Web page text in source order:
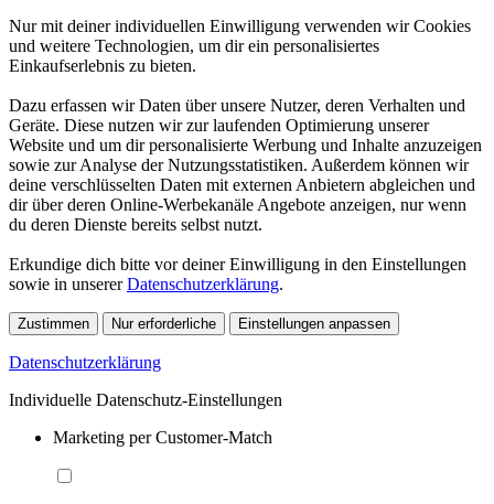
Nur mit deiner individuellen Einwilligung verwenden wir Cookies
und weitere Technologien, um dir ein personalisiertes
Einkaufserlebnis zu bieten.
Dazu erfassen wir Daten über unsere Nutzer, deren Verhalten und
Geräte. Diese nutzen wir zur laufenden Optimierung unserer
Website und um dir personalisierte Werbung und Inhalte anzuzeigen
sowie zur Analyse der Nutzungsstatistiken. Außerdem können wir
deine verschlüsselten Daten mit externen Anbietern abgleichen und
dir über deren Online-Werbekanäle Angebote anzeigen, nur wenn
du deren Dienste bereits selbst nutzt.
Erkundige dich bitte vor deiner Einwilligung in den Einstellungen
sowie in unsererDatenschutzerklärung.
Zustimmen Nur erforderliche Einstellungen anpassen
Datenschutzerklärung
Individuelle Datenschutz-Einstellungen
Marketing per Customer-Match